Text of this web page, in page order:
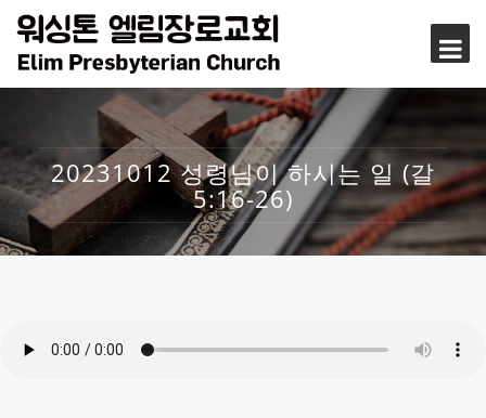
20231012 성령님이 하시는 일 (갈
5:16-26)